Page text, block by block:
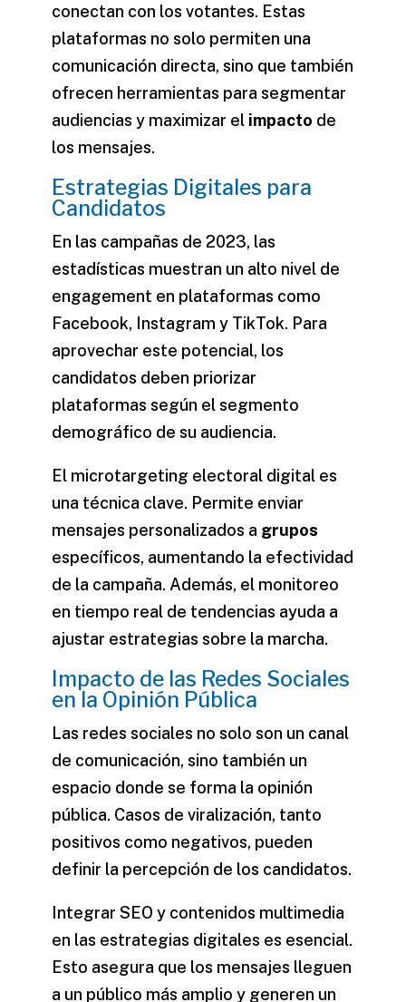
conectan con los votantes. Estas
plataformas no solo permiten una
comunicación directa, sino que también
ofrecen herramientas para segmentar
audiencias y maximizar el impacto de
los mensajes.
Estrategias Digitales para
Candidatos
En las campañas de 2023, las
estadísticas muestran un alto nivel de
engagement en plataformas como
Facebook, Instagram y TikTok. Para
aprovechar este potencial, los
candidatos deben priorizar
plataformas según el segmento
demográfico de su audiencia.
El microtargeting electoral digitales
una técnica clave. Permite enviar
mensajes personalizados a grupos
específicos, aumentando la efectividad
de la campaña. Además, el monitoreo
en tiempo real de tendencias ayuda a
ajustar estrategias sobre la marcha.
Impacto de las Redes Sociales
en la Opinión Pública
Las redes sociales no solo son un canal
de comunicación, sino también un
espacio donde se forma la opinión
pública. Casos de viralización, tanto
positivos como negativos, pueden
definir la percepción de los candidatos.
Integrar SEO y contenidos multimedia
en las estrategias digitales es esencial.
Esto asegura que los mensajes lleguen
a un público más amplio y generen un